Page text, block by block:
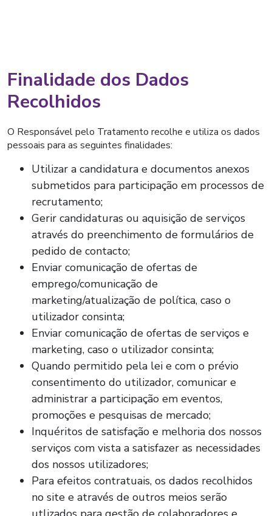
Finalidade dos Dados
Recolhidos
O Responsável pelo Tratamento recolhe e utiliza os dados
pessoais para as seguintes finalidades:
Utilizar a candidatura e documentos anexos
submetidos para participação em processos de
recrutamento;
Gerir candidaturas ou aquisição de serviços
através do preenchimento de formulários de
pedido de contacto;
Enviar comunicação de ofertas de
emprego/comunicação de
marketing/atualização de política, caso o
utilizador consinta;
Enviar comunicação de ofertas de serviços e
marketing, caso o utilizador consinta;
Quando permitido pela lei e com o prévio
consentimento do utilizador, comunicar e
administrar a participação em eventos,
promoções e pesquisas de mercado;
Inquéritos de satisfação e melhoria dos nossos
serviços com vista a satisfazer as necessidades
dos nossos utilizadores;
Para efeitos contratuais, os dados recolhidos
no site e através de outros meios serão